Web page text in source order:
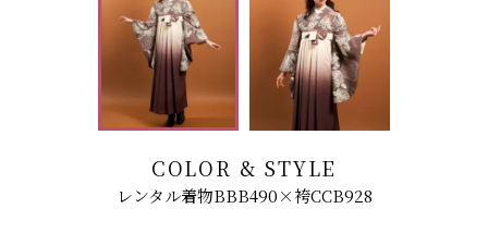
COLOR & STYLE
レンタル着物BBB490×袴CCB928